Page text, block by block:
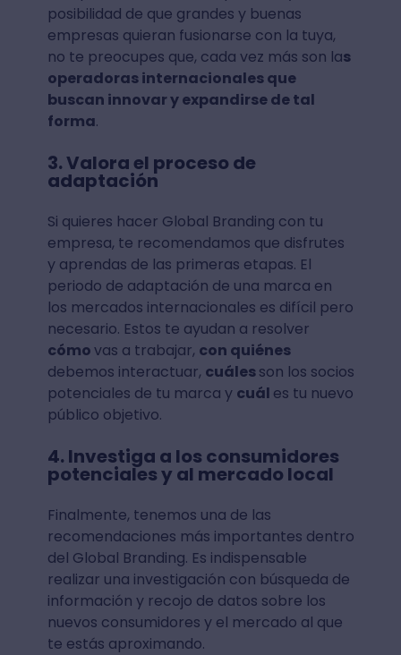
posibilidad de que grandes y buenas
empresas quieran fusionarse con la tuya,
no te preocupes que, cada vez más son las
operadoras internacionales que
buscan innovar y expandirse de tal
forma.
3. Valora el proceso de
adaptación
Si quieres hacer Global Branding con tu
empresa, te recomendamos que disfrutes
y aprendas de las primeras etapas. El
periodo de adaptación de una marca en
los mercados internacionales es difícil pero
necesario. Estos te ayudan a resolver
cómovas a trabajar, con quiénes
debemos interactuar, cuálesson los socios
potenciales de tu marca y cuál es tu nuevo
público objetivo.
4. Investiga a los consumidores
potenciales y al mercado local
Finalmente, tenemos una de las
recomendaciones más importantes dentro
del Global Branding. Es indispensable
realizar una investigación con búsqueda de
información y recojo de datos sobre los
nuevos consumidores y el mercado al que
te estás aproximando.